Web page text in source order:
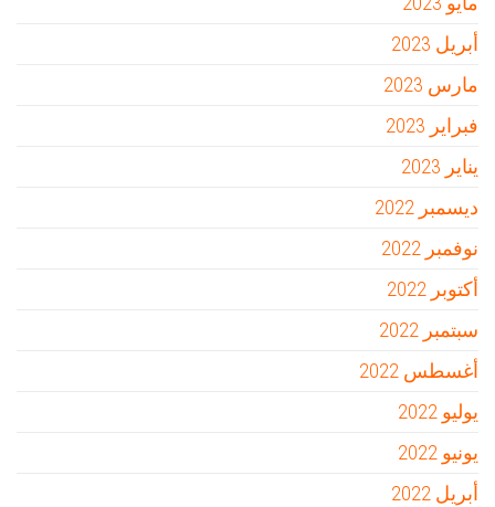
أبريل 2023
مارس 2023
فبراير 2023
يناير 2023
ديسمبر 2022
نوفمبر 2022
أكتوبر 2022
سبتمبر 2022
أغسطس 2022
يوليو 2022
يونيو 2022
أبريل 2022